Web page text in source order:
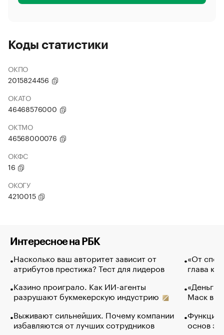
Коды статистики
ОКПО
2015824456
ОКАТО
46468576000
ОКТМО
46568000076
ОКФС
16
ОКОГУ
4210015
Интересное на РБК
Насколько ваш авторитет зависит от
атрибутов престижа? Тест для лидеров
Казино проиграло. Как ИИ-агенты
разрушают букмекерскую индустрию
Выживают сильнейших. Почему компании
избавляются от лучших сотрудников
«От
глава
«Деньги
Маск в
Функции
основ